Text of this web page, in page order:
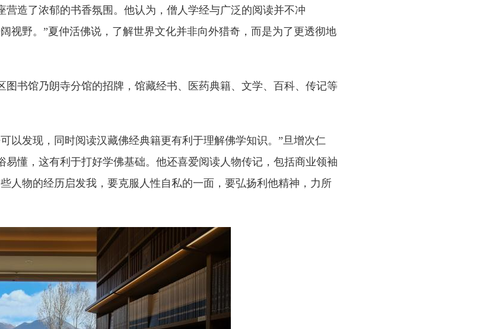
造了浓郁的书香氛围。他认为，僧人学经与广泛的阅读并不冲
视野。”夏仲活佛说，了解世界文化并非向外猎奇，而是为了更透彻地
馆乃朗寺分馆的招牌，馆藏经书、医药典籍、文学、百科、传记等
发现，同时阅读汉藏佛经典籍更有利于理解佛学知识。”旦增次仁
懂，这有利于打好学佛基础。他还喜爱阅读人物传记，包括商业领袖
人物的经历启发我，要克服人性自私的一面，要弘扬利他精神，力所